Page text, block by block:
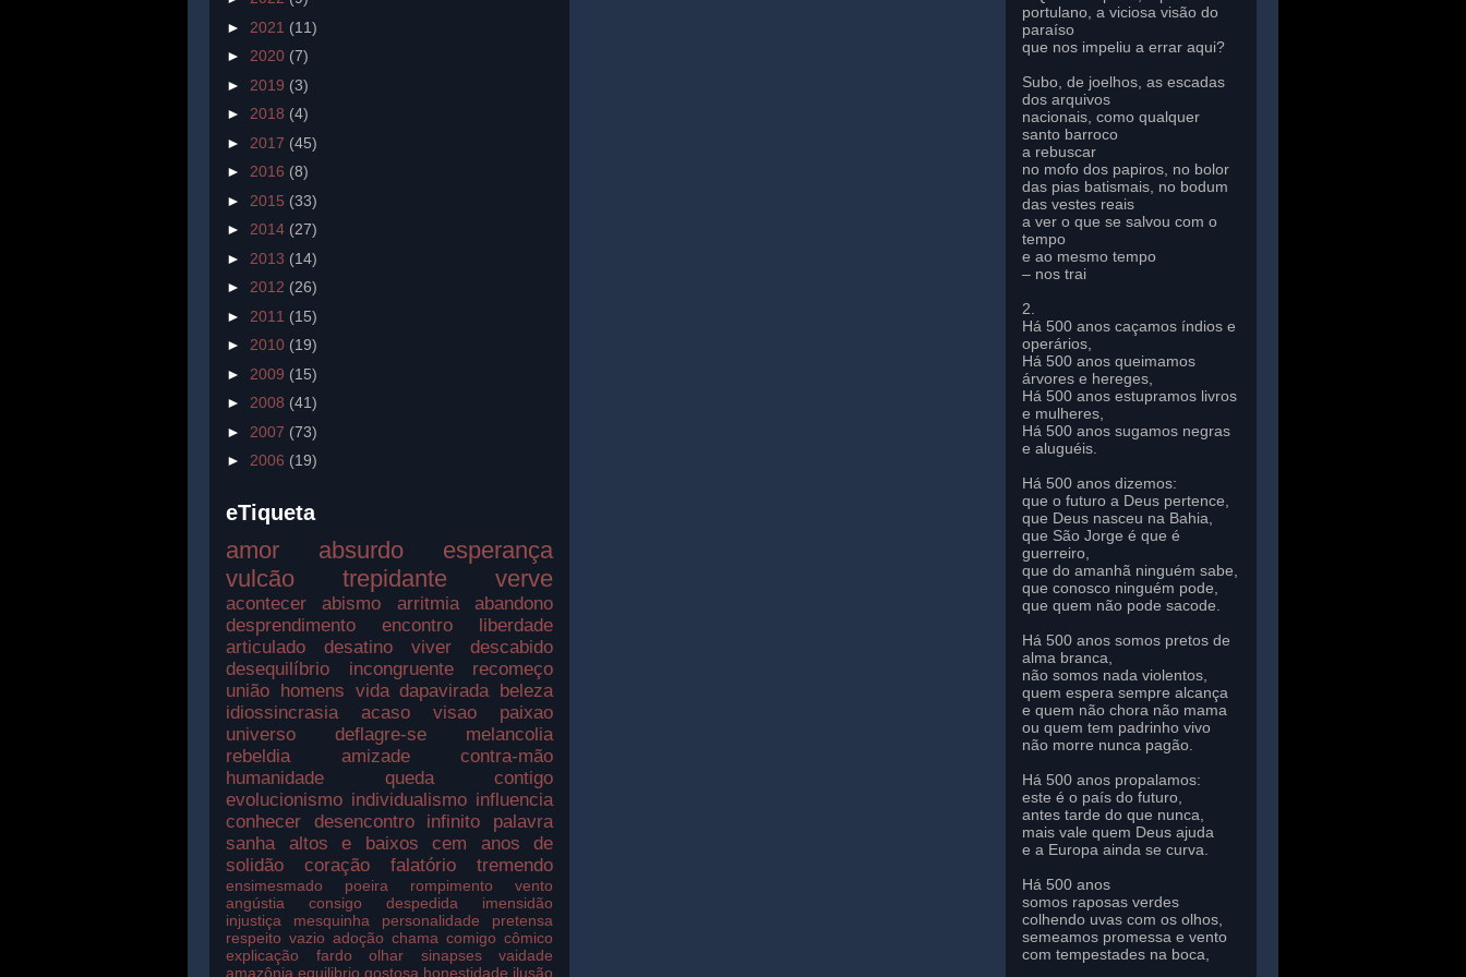
► 2021 (11)
► 2020 (7)
► 2019 (3)
► 2018 (4)
► 2017 (45)
► 2016 (8)
► 2015 (33)
► 2014 (27)
► 2013 (14)
► 2012 (26)
► 2011 (15)
► 2010 (19)
► 2009 (15)
► 2008 (41)
► 2007 (73)
► 2006 (19)
eTiqueta
amor absurdo
esperança
vulcão
trepidante verve
acontecer abismo arritmia
abandono
desprendimento
encontro
liberdade
articulado
desatino viver
descabido
desequilíbrio
incongruente
recomeço
união homens vida dapavirada beleza
idiossincrasia
acaso visao
paixao
universo
deflagre-se
melancolia
rebeldia
amizade
contra-mão
humanidade
queda
contigo
evolucionismo individualismo influencia
conhecer
desencontro infinito
palavra
sanha
altos e baixos
cem anos de
solidão
coração falatório tremendo
ensimesmado poeira rompimento
vento
angústia
consigo despedida
imensidão
injustiça
mesquinha personalidade
pretensa
respeito vazio adoção chama comigo cômico
explicação
fardo olhar sinapses
vaidade
amazônia equilibrio gostosa honestidade ilusão
portulano, a viciosa visão do
paraíso
que nos impeliu a errar aqui?
Subo, de joelhos, as escadas
dos arquivos
nacionais, como qualquer
santo barroco
a rebuscar
no mofo dos papiros, no bolor
das pias batismais, no bodum
das vestes reais
a ver o que se salvou com o
tempo
e ao mesmo tempo
– nos trai
2.
Há 500 anos caçamos índios e
operários,
Há 500 anos queimamos
árvores e hereges,
Há 500 anos estupramos livros
e mulheres,
Há 500 anos sugamos negras
e aluguéis.
Há 500 anos dizemos:
que o futuro a Deus pertence,
que Deus nasceu na Bahia,
que São Jorge é que é
guerreiro,
que do amanhã ninguém sabe,
que conosco ninguém pode,
que quem não pode sacode.
Há 500 anos somos pretos de
alma branca,
não somos nada violentos,
quem espera sempre alcança
e quem não chora não mama
ou quem tem padrinho vivo
não morre nunca pagão.
Há 500 anos propalamos:
este é o país do futuro,
antes tarde do que nunca,
mais vale quem Deus ajuda
e a Europa ainda se curva.
Há 500 anos
somos raposas verdes
colhendo uvas com os olhos,
semeamos promessa e vento
com tempestades na boca,